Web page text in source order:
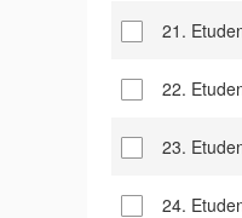
21.
22.
23.
24.